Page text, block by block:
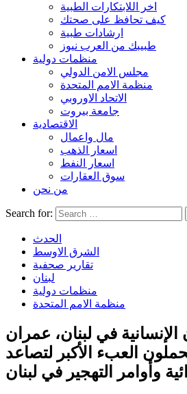
اخر اللابتكارات الطبية
كيف تحافظ على صحتك
ارشادات طبية
طبيبك من العرب نيوز
منظمات دولية
مجلس الامن الدولي
منظمة الامم المتحدة
الاتحاد الاوروبي
جامعة بيروت
الاقتصادية
مال واعمال
اسعار الذهب
اسعار النفط
سوق العقارات
من نحن
Search for:
الحدث
الشرق الاوسط
تقارير صحفية
لبنان
منظمات دولية
منظمة الامم المتحدة
في لبنان، عمران
العبء الأكبر لتصاعد
وأوامر التهجير في لبنان